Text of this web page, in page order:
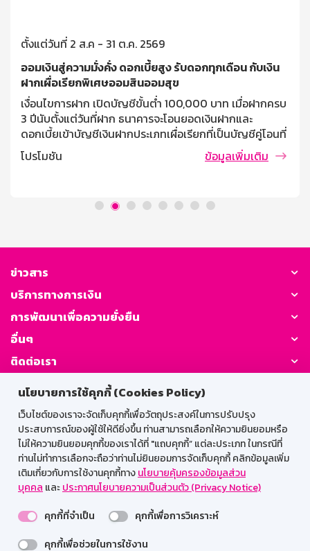
นโยบายการใช้คุกกี้ (Cookies Policy)
เว็บไซต์ของเราจะจัดเก็บคุกกี้เพื่อวัตถุประสงค์ในการปรับปรุง
ประสบการณ์ของผู้ใช้ให้ดียิ่งขึ้น ท่านสามารถเลือกให้ความยินยอมหรือ
ไม่ให้ความยินยอมคุกกี้ของเราได้ที่ "แถบคุกกี้” แต่ละประเภท ในกรณีที่
ท่านไม่ทำการเลือกจะถือว่าท่านไม่ยินยอมการจัดเก็บคุกกี้ คลิกข้อมูลเพิ่ม
เติมเกี่ยวกับการใช้งานคุกกี้ทางนโยบายคุ้มครองข้อมูลส่วน
บุคคล และประกาศนโยบายความเป็นส่วนตัว (Privacy Notice)
คุกกี้ที่จำเป็น
คุกกี้เพื่อการวิเคราะห์
คุกกี้เพื่อช่วยในการใช้งาน
ตั้งแต่วันที่ 2 ส.ค - 31 ต.ค. 2569
ออมเงินสู่ความมั่งคั่ง ดอกเบี้ยสูง รับดอกทุกเดือน กับเงิน
ฝากเผื่อเรียกพิเศษออมสินออมสุข
เงื่อนไขการฝาก เปิดบัญชีขั้นต่ำ 100,000 บาท เมื่อฝากครบ
3 ปีนับตั้งแต่วันที่ฝาก ธนาคารจะโอนยอดเงินฝากและ
ดอกเบี้ยเข้าบัญชีเงินฝากประเภทเผื่อเรียกที่เป็นบัญชีคู่โอนที่
ผู้ฝากแจ้งไว้ ฝากครั้งละไม่ต่ำกว่า 10,000 บาท ไม่จำกัด
วงเงินรับฝากสูงสุด บุคคลธรรมดาที่มีอายุตั้งแต่ 7 ปี ขึ้นไป
ครั้งละเท่าใดก็ได้ ถอนหรือปิดบัญชีก่อนฝากครบ 3 ปี จำนวน
ที่ลงรับไปแล้วธนาคารจะไม่เรียกคืน ภาษี ณ ที่จ่าย บุคคล
ธรรมดาไม่เสียภาษี นิติบุคคลหักภาษี ณ ที่จ่าย ตามประกาศ
กรมสรรพากร ระยะเวลาจ่ายดอกเบี้ย จ่ายดอกเบี้ยทุกเดือน
โดยโอนเข้าบัญชีเงินฝากประเภทเผื่อเรียกที่เป็นบัญชีคู่โอน
โปรโมชัน ข้อมูลเพิ่มเติม
ข่าวสาร
บริการทางการเงิน
การพัฒนาเพื่อความยั่งยืน
อื่นๆ
ติดต่อเรา
GSB Society:
สำหรับพนักงาน
Web HR
GSB Wisdom
M-Search
เข้าสู่ระบบเน็ตเมล